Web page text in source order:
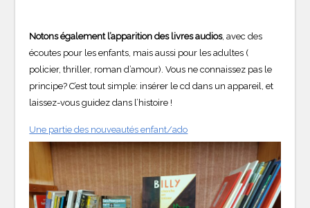
Notons également l’apparition des livres audios, avec des
écoutes pour les enfants, mais aussi pour les adultes (
policier, thriller, roman d’amour). Vous ne connaissez pas le
principe? C’est tout simple: insérer le cd dans un appareil, et
laissez-vous guidez dans l’histoire !
Une partie des nouveautés enfant/ado